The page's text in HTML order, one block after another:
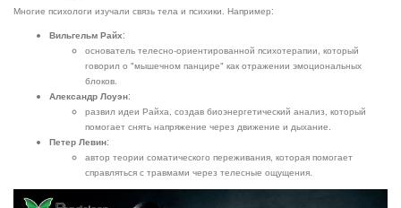
Многие психологи изучали связь тела и психики. Например:
Вильгельм Райх:
основатель телесно-ориентированной психотерапии, который
говорил о "мышечном панцире" как отражении эмоциональных
блоков.
Александр Лоуэн:
развил идеи Райха, создав биоэнергетический анализ, который
помогает снять напряжение через движение и дыхание.
Петер Левин:
автор теории соматического переживания, которая помогает
справляться с травмами через телесные ощущения.